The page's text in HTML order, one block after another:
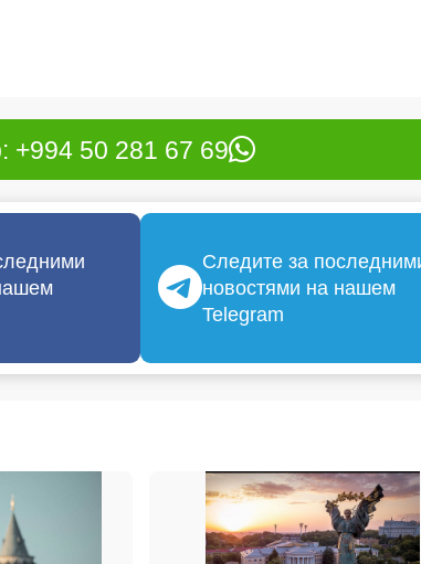
+994 50 281 67 69
Следите за
новостями на нашем
Telegram